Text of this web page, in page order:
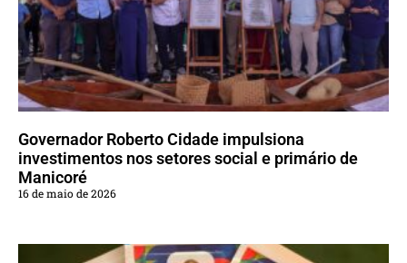
Governador Roberto Cidade impulsiona
investimentos nos setores social e primário de
Manicoré
16 de maio de 2026